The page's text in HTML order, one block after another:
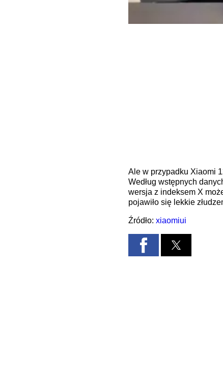
Ale w przypadku Xiaomi
Według wstępnych
wersja z indeksem X
pojawiło się lekkie
Źródło: xiaomiui